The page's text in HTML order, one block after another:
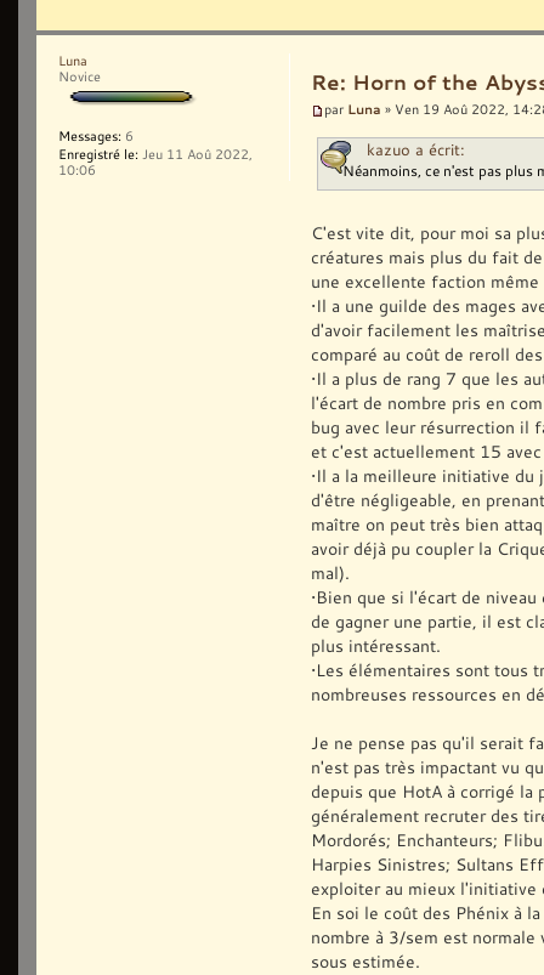
Re: Horn of the
par Luna » Ven 19 Aoû 2022,
kazuo a écrit:
Néanmoins, ce n'est pas plus
C'est vite dit, pour moi sa
créatures mais plus du fait
une excellente faction même
•Il a une guilde des mages
d'avoir facilement les
comparé au coût de reroll
•Il a plus de rang 7 que les
l'écart de nombre pris en
bug avec leur résurrection il
et c'est actuellement 15
•Il a la meilleure initiative
d'être négligeable, en
maître on peut très bien
avoir déjà pu coupler la
mal).
•Bien que si l'écart de
de gagner une partie, il est
plus intéressant.
•Les élémentaires sont tous
nombreuses ressources en
Je ne pense pas qu'il serait
n'est pas très impactant vu
depuis que HotA à corrigé la
généralement recruter des
Mordorés; Enchanteurs;
Harpies Sinistres; Sultans
exploiter au mieux l'initiative
En soi le coût des Phénix à
nombre à 3/sem est
sous estimée.
Luna
Novice
Messages: 6
Enregistré le: Jeu 11 Aoû 2022,
10:06